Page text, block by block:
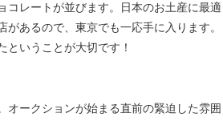
コレートが並びます。日本のお土産に最適
があるので、東京でも一応手に入ります。
ということが大切です！
オークションが始まる直前の緊迫した雰囲